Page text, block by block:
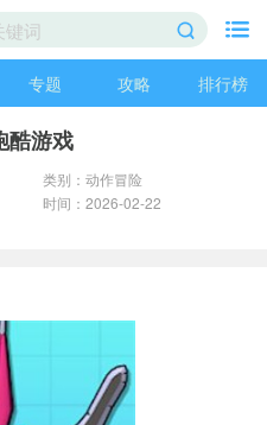
专题 攻略 排行榜
酷游戏
类别：动作冒险
时间：2026-02-22